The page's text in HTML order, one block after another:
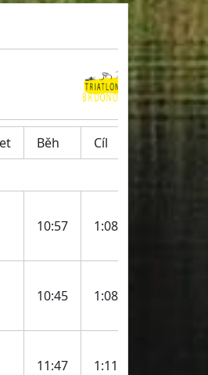
Běh
Cíl
10:57 1:08:28
10:45 1:08:36
11:47 1:11:12